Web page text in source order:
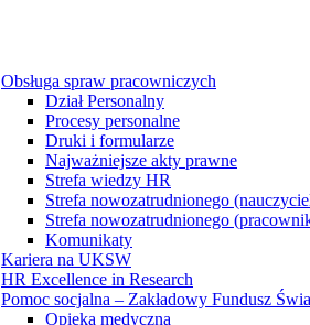
Obsługa spraw pracowniczych
Dział Personalny
Procesy personalne
Druki i formularze
Najważniejsze akty prawne
Strefa wiedzy HR
Strefa nowozatrudnionego
Strefa nowozatrudnionego
Komunikaty
Kariera na UKSW
HR Excellence in Research
Pomoc socjalna – Zakładowy Fundusz
Opieka medyczna